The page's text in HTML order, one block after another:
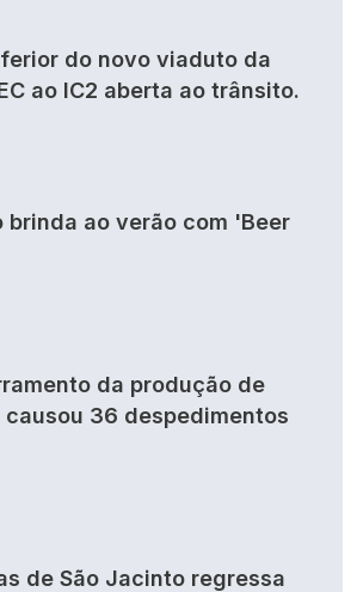
do novo viaduto da
ao IC2 aberta ao trânsito.
brinda ao verão com 'Beer
da produção de
36 despedimentos
de São Jacinto regressa